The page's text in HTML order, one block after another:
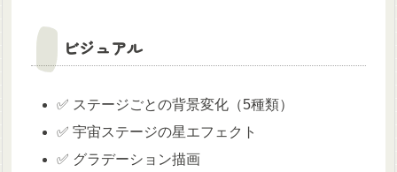
ビジュアル
✅ ステージごとの背景変化（5種類）
✅ 宇宙ステージの星エフェクト
✅ グラデーション描画